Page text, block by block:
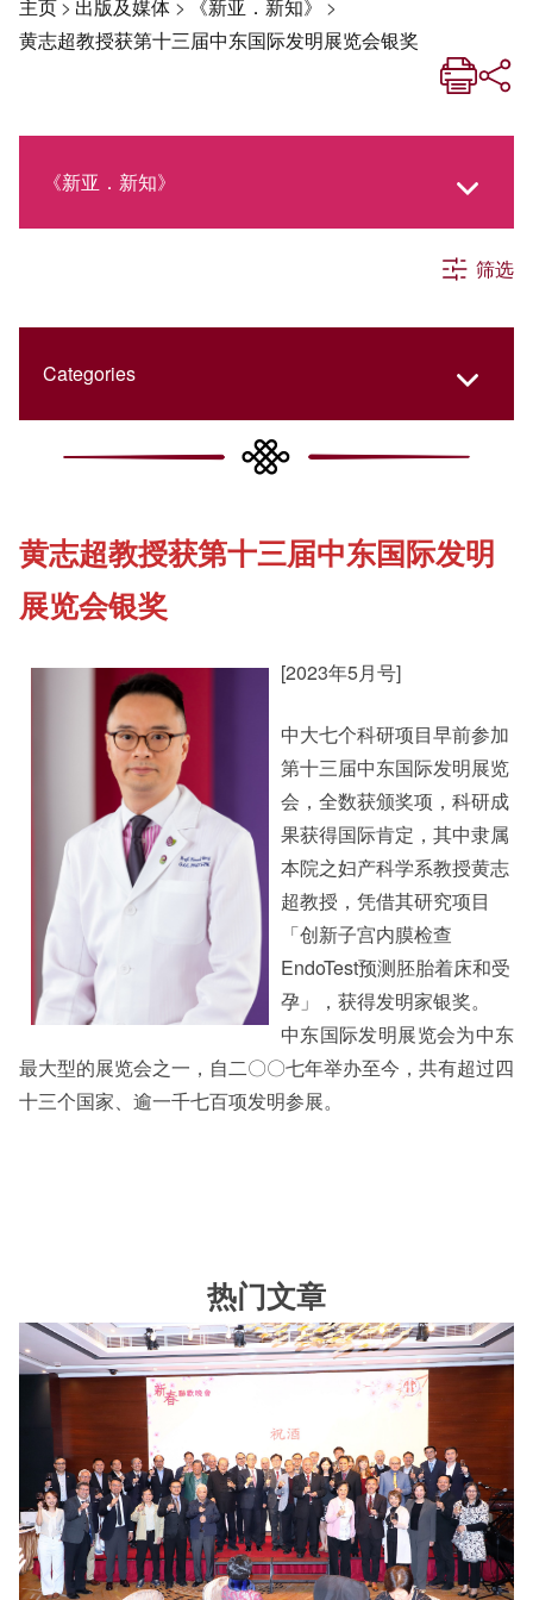
主页> 出版及媒体 > 《新亚．新知》 >
黄志超教授获第十三届中东国际发明展览会银奖
《新亚．新知》
社交媒体专栏
《新亚简讯》
《新亚书院概览》
新亚影集
影片库
筛选
Categories
College Updates
Cultural Topics
Staff Engagement
Alumni Connections
黄志超教授获第十三届中东国际发明
展览会银奖
[2023年5月号]
中大七个科研项目早前参加
第十三届中东国际发明展览
会，全数获颁奖项，科研成
果获得国际肯定，其中隶属
本院之妇产科学系教授黄志
超教授，凭借其研究项目
「创新子宫内膜检查
EndoTest预测胚胎着床和受
孕」，获得发明家银奖。
中东国际发明展览会为中东
最大型的展览会之一，自二〇〇七年举办至今，共有超过四
十三个国家、逾一千七百项发明参展。
热门文章